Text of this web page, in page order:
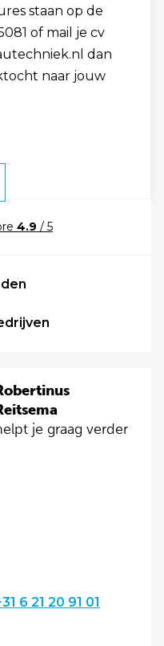
staan op de
of mail je cv
dan
naar jouw
4.9 / 5
je graag verder
6 21 20 91 01